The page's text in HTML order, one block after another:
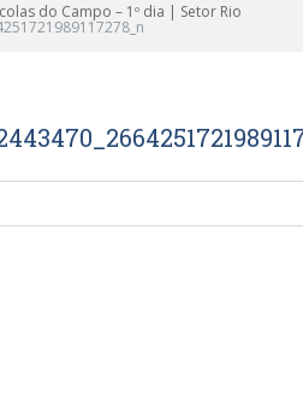
do Campo – 1º dia | Setor Rio